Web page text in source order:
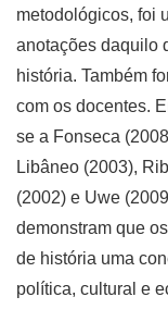
metodológicos, foi
anotações daquilo
história. Também
com os docentes.
se a Fonseca
Libâneo (2003),
(2002) e Uwe
demonstram que
de história uma
política, cultural e